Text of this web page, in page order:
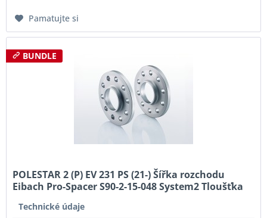
Pamatujte si
BUNDLE
POLESTAR 2 (P) EV 231 PS (21-) Šířka rozchodu
Eibach Pro-Spacer S90-2-15-048 System2 Tloušťka
Technické údaje